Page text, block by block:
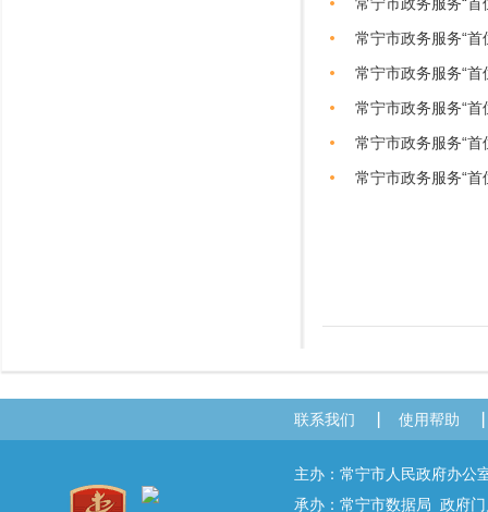
常宁市政务服务“
常宁市政务服务“
常宁市政务服务“
常宁市政务服务“
常宁市政务服务“
联系我们 使用帮助
主办：常宁市人民政府办
承办：常宁市数据局 政府